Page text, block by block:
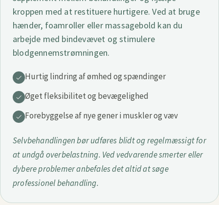
kroppen med at restituere hurtigere. Ved at bruge
hænder, foamroller eller massagebold kan du
arbejde med bindevævet og stimulere
blodgennemstrømningen.
Hurtig lindring af ømhed og spændinger
Øget fleksibilitet og bevægelighed
Forebyggelse af nye gener i muskler og væv
Selvbehandlingen bør udføres blidt og regelmæssigt for
at undgå overbelastning. Ved vedvarende smerter eller
dybere problemer anbefales det altid at søge
professionel behandling.